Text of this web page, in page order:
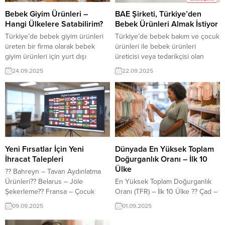
➤ Bu ithalat...
Hollanda6️⃣Polonya7️⃣Birleşik
Krallık (İngiltere)...
Bebek Giyim Ürünleri –
Hangi Ülkelere Satabilirim?
Türkiye’de bebek giyim ürünleri
üreten bir firma olarak bebek
giyim ürünleri için yurt dışı
pazarları değerlendirmek oldukça
mantıklı — aşağıda hedef ülkeler,
her biri için neden fırsat olduğu,
ayrıca “dikkat edilmesi gereken
hususlar”la birlikte özetliyoruz. ?
Hedef Ülkeler & Fırsatlar 1.
Avrupa Birliği (özellikle Almanya,
Fransa, İspanya, Polonya, İtalya,
Hollanda)...
24.09.2025
BAE Şirketi, Türkiye’den
Bebek Ürünleri Almak İstiyor
Türkiye’de bebek bakım ve çocuk
ürünleri ile bebek ürünleri
üreticisi veya tedarikçisi olan
ihracatçı firmalar için, BAE’den
gelen bebek ürünleri ithalat talebi
yeni bir ihracat pazarı fırsatı
sunuyor. Bu alım ilanının iletişim
bilgilerine yalnızca
TurkishExporter VIP üyeleri ile TE
kredi sahibi üyelerimiz
erişebilmektedir. ➤ Talebin
detaylarına buradan
ulaşabilirsiniz. Tüm Bebek...
22.09.2025
Yeni Fırsatlar İçin Yeni
İhracat Talepleri
?? Bahreyn – Tavan Aydınlatma
Ürünleri?? Belarus – Jöle
Şekerleme?? Fransa – Çocuk
Pantolonu?? Japonya – Kedi
Kumu?? Katar – Asma Yaprağı??
Kuzey Makedonya – Deterjan??
09.09.2025
Dünyada En Yüksek Toplam
Doğurganlık Oranı – İlk 10
Ülke
En Yüksek Toplam Doğurganlık
Oranı (TFR) – İlk 10 Ülke ?? Çad –
6,03?? Nijer – 6,03?? Kongo –
6,00?? Mali – 5,88?? Burkina Faso
01.09.2025